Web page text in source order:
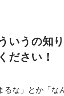
いうの知
ださい！
るな」とか「